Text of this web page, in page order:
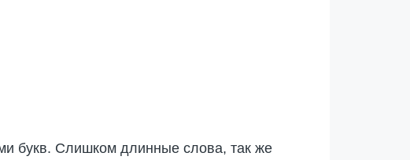
букв. Слишком длинные слова, так же